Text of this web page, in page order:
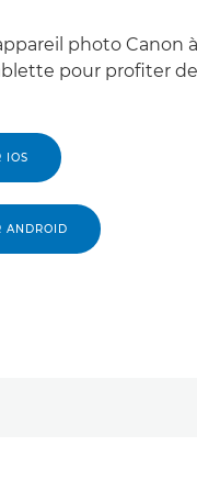
photo Canon
pour profiter
IOS
ANDROID